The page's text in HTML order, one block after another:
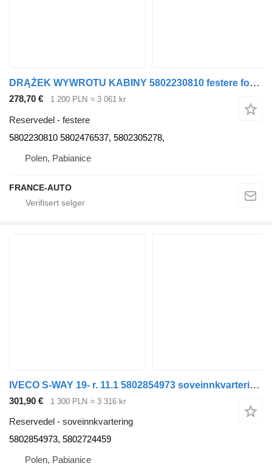
DRĄŻEK WYWROTU KABINY 5802230810 festere for IVECO S-WAY 19- r. 11.1 trekkvogn
278,70 € 1 200 PLN ≈ 3 061 kr
Reservedel - festere
5802230810 5802476537, 5802305278,
Polen, Pabianice
FRANCE-AUTO
IVECO S-WAY 19- r. 11.1 5802854973 soveinnkvartering for IVECO S-WAY 19- r. 11.1 trekkvogn
301,90 € 1 300 PLN ≈ 3 316 kr
Reservedel - soveinnkvartering
5802854973, 5802724459
Polen, Pabianice